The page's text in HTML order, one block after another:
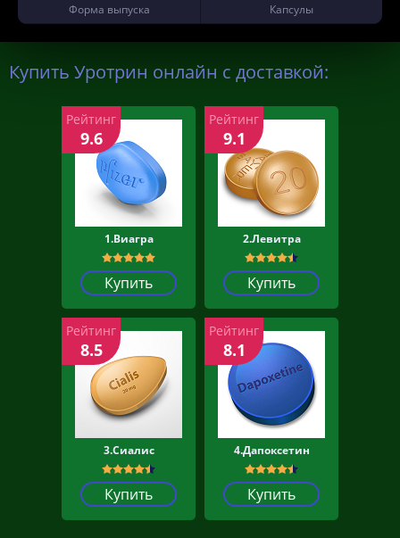
Форма выпуска Капсулы
Купить Уротрин онлайн с доставкой:
1.Виагра
Купить
Рейтинг
9.6
2.Левитра
Купить
Рейтинг
9.1
3.Сиалис
Купить
Рейтинг
8.5
4.Дапоксетин
Купить
Рейтинг
8.1